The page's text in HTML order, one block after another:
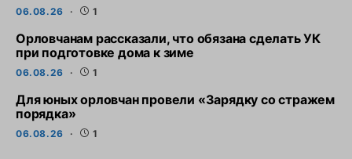
06.08.26 1
Орловчанам рассказали, что обязана сделать УК
при подготовке дома к зиме
06.08.26 1
Для юных орловчан провели «Зарядку со стражем
порядка»
06.08.26 1